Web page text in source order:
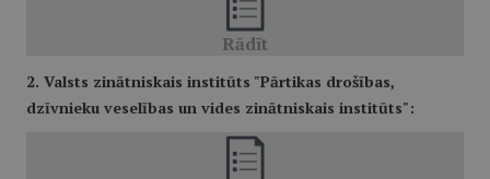
2. Valsts zinātniskais institūts "Pārtikas drošības,
dzīvnieku veselības un vides zinātniskais institūts":